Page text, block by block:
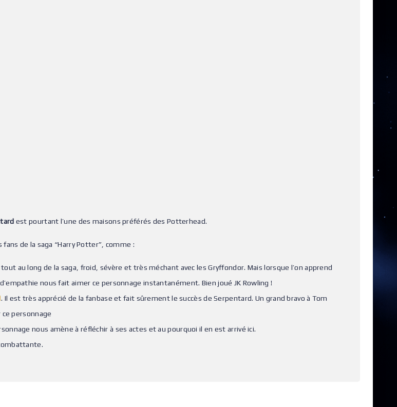
est pourtant l’une des maisons préférés des Potterhead.
de la saga “Harry Potter”, comme :
au long de la saga, froid, sévère et très méchant avec les Gryffondor. Mais lorsque l’on apprend
nous fait aimer ce personnage instantanément. Bien joué JK Rowling !
. Il est très apprécié de la fanbase et fait sûrement le succès de Serpentard. Un grand bravo à Tom
personnage
nous amène à réfléchir à ses actes et au pourquoi il en est arrivé ici.